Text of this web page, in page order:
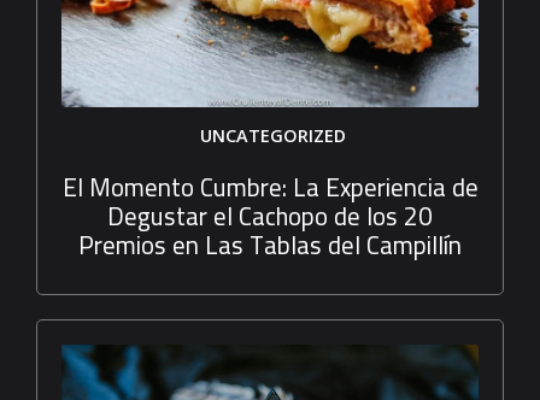
UNCATEGORIZED
El Momento Cumbre: La Experiencia de
Degustar el Cachopo de los 20
Premios en Las Tablas del Campillín